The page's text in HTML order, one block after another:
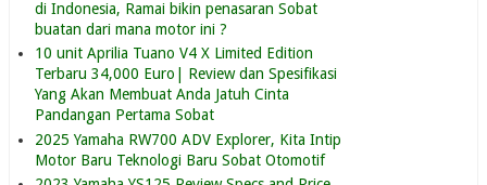
di Indonesia, Ramai bikin penasaran Sobat
buatan dari mana motor ini ?
10 unit Aprilia Tuano V4 X Limited Edition
Terbaru 34,000 Euro| Review dan Spesifikasi
Yang Akan Membuat Anda Jatuh Cinta
Pandangan Pertama Sobat
2025 Yamaha RW700 ADV Explorer, Kita Intip
Motor Baru Teknologi Baru Sobat Otomotif